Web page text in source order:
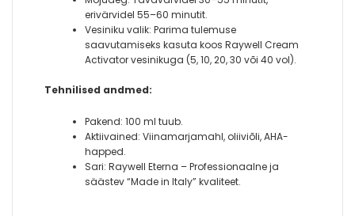
erivärvidel 55–60 minutit.
Vesiniku valik: Parima tulemuse
saavutamiseks kasuta koos Raywell Cream
Activator vesinikuga (5, 10, 20, 30 või 40 vol).
Tehnilised andmed:
Pakend: 100 ml tuub.
Aktiivained: Viinamarjamahl, oliiviõli, AHA-
happed.
Sari: Raywell Eterna – Professionaalne ja
säästev “Made in Italy” kvaliteet.